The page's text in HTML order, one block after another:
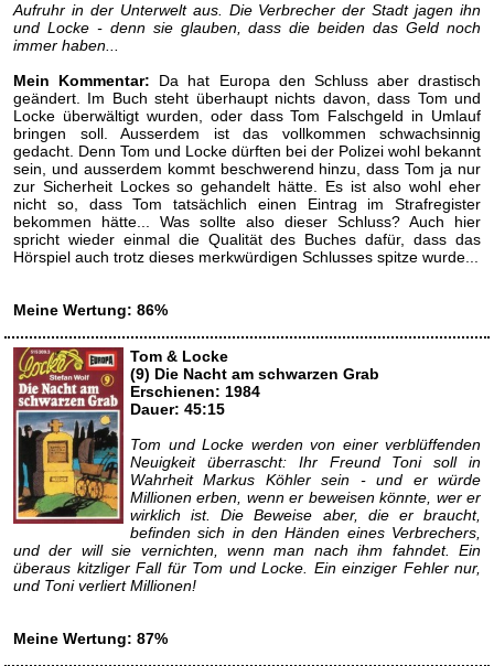
Aufruhr in der Unterwelt aus. Die Verbrecher der Stadt jagen ihn
und Locke - denn sie glauben, dass die beiden das Geld noch
immer haben...
Mein Kommentar: Da hat Europa den Schluss aber drastisch
geändert. Im Buch steht überhaupt nichts davon, dass Tom und
Locke überwältigt wurden, oder dass Tom Falschgeld in Umlauf
bringen soll. Ausserdem ist das vollkommen schwachsinnig
gedacht. Denn Tom und Locke dürften bei der Polizei wohl bekannt
sein, und ausserdem kommt beschwerend hinzu, dass Tom ja nur
zur Sicherheit Lockes so gehandelt hätte. Es ist also wohl eher
nicht so, dass Tom tatsächlich einen Eintrag im Strafregister
bekommen hätte... Was sollte also dieser Schluss? Auch hier
spricht wieder einmal die Qualität des Buches dafür, dass das
Hörspiel auch trotz dieses merkwürdigen Schlusses spitze wurde...
Meine Wertung: 86%
Tom & Locke
(9) Die Nacht am schwarzen Grab
Erschienen: 1984
Dauer: 45:15
Tom und Locke werden von einer verblüffenden
Neuigkeit überrascht: Ihr Freund Toni soll in
Wahrheit Markus Köhler sein - und er würde
Millionen erben, wenn er beweisen könnte, wer er
wirklich ist. Die Beweise aber, die er braucht,
befinden sich in den Händen eines Verbrechers,
und der will sie vernichten, wenn man nach ihm fahndet. Ein
überaus kitzliger Fall für Tom und Locke. Ein einziger Fehler nur,
und Toni verliert Millionen!
Meine Wertung: 87%